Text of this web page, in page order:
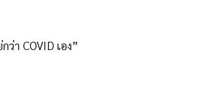
า COVID เอง”